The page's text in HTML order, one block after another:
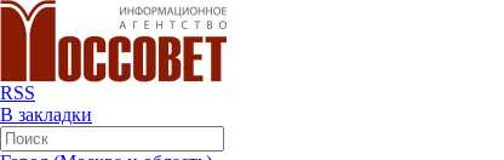
RSS
В закладки